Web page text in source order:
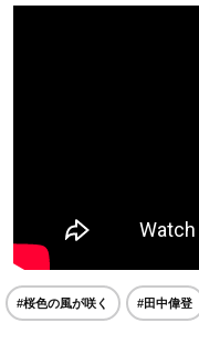
#桜色の風が咲く #田中偉登